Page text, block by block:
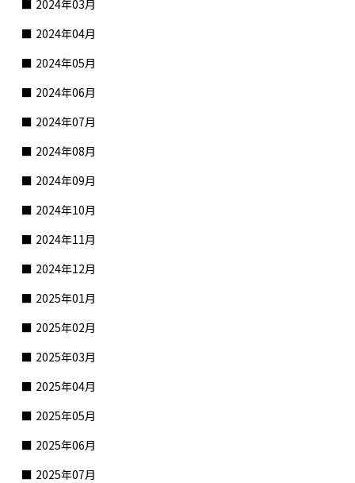
2024年03月
2024年04月
2024年05月
2024年06月
2024年07月
2024年08月
2024年09月
2024年10月
2024年11月
2024年12月
2025年01月
2025年02月
2025年03月
2025年04月
2025年05月
2025年06月
2025年07月